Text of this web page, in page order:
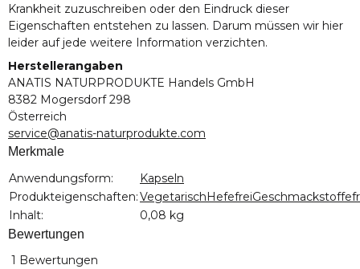
Krankheit zuzuschreiben oder den Eindruck dieser
Eigenschaften entstehen zu lassen. Darum müssen wir hier
leider auf jede weitere Information verzichten.
Herstellerangaben
ANATIS NATURPRODUKTE Handels GmbH
8382 Mogersdorf 298
Österreich
service@anatis-naturprodukte.com
Merkmale
Produkteigenschaft
Wert
Anwendungsform:
Kapseln
Produkteigenschaften:Vegetarisch Hefefrei
Inhalt:
0,08 kg
Bewertungen
1 Bewertungen